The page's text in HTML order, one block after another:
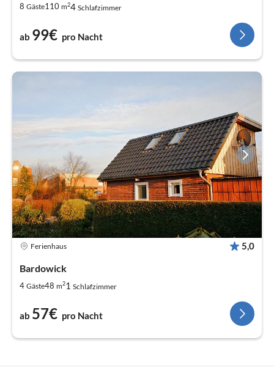
8 Gäste110 m24 Schlafzimmer
ab 99€ pro Nacht
Ferienhaus 5,0
Bardowick
4 Gäste48 m21 Schlafzimmer
ab 57€ pro Nacht